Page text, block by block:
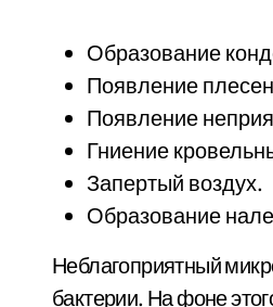
Образование
Появление
Появление
Гниение
Запертый воздух.
Образование
Неблагоприятный
бактерии. На фоне